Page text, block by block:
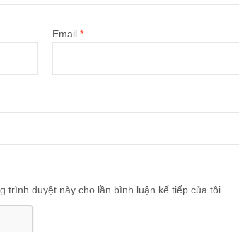
Email *
trình duyệt này cho lần bình luận kế tiếp của tôi.